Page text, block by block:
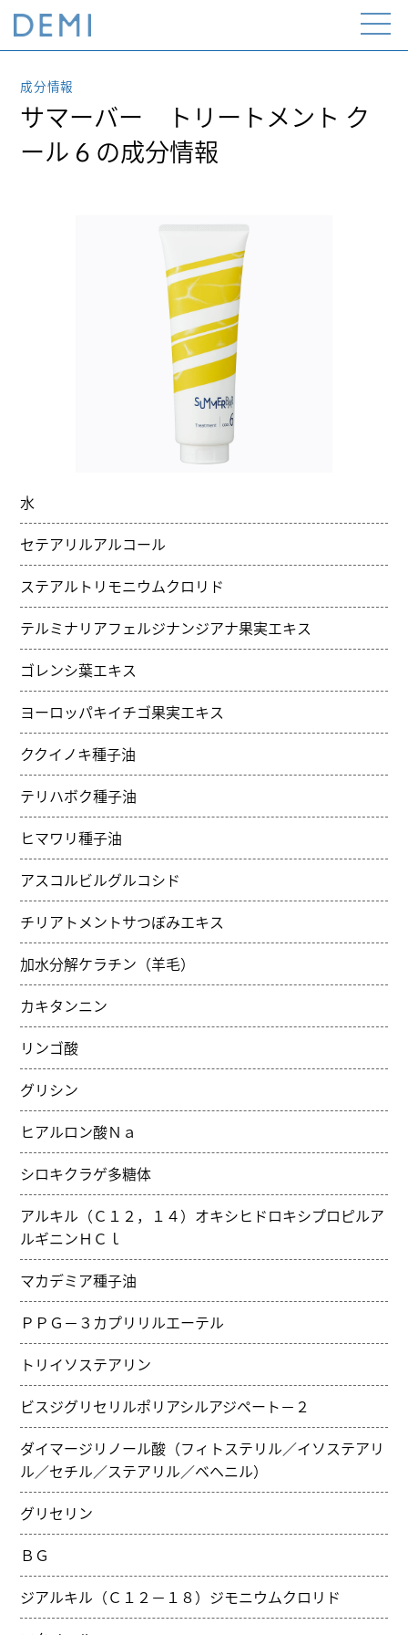
Open
the
成分情報
サマーバー トリートメント ク
ール 6 の成分情報
水
セテアリルアルコール
ステアルトリモニウムクロリド
テルミナリアフェルジナンジアナ果実エキス
ゴレンシ葉エキス
ヨーロッパキイチゴ果実エキス
ククイノキ種子油
テリハボク種子油
ヒマワリ種子油
アスコルビルグルコシド
チリアトメントサつぼみエキス
加水分解ケラチン（羊毛）
カキタンニン
リンゴ酸
グリシン
ヒアルロン酸Ｎａ
シロキクラゲ多糖体
アルキル（Ｃ１２，１４）オキシヒドロキシプロピルア
ルギニンＨＣｌ
マカデミア種子油
ＰＰＧ－３カプリリルエーテル
トリイソステアリン
ビスジグリセリルポリアシルアジペート－２
ダイマージリノール酸（フィトステリル／イソステアリ
ル／セチル／ステアリル／ベヘニル）
グリセリン
ＢＧ
ジアルキル（Ｃ１２－１８）ジモニウムクロリド